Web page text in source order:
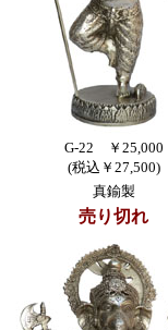
G-22 ￥25,000
(税込￥27,500)
真鍮製
売り切れ